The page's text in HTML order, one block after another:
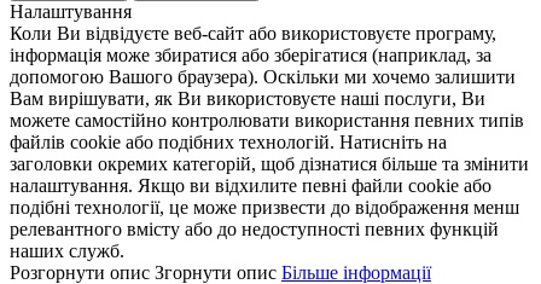
Налаштування
Коли Ви відвідуєте веб-сайт або використовуєте програму,
інформація може збиратися або зберігатися (наприклад, за
допомогою Вашого браузера). Оскільки ми хочемо залишити
Вам вирішувати, як Ви використовуєте наші послуги, Ви
можете самостійно контролювати використання певних типів
файлів cookie або подібних технологій. Натисніть на
заголовки окремих категорій, щоб дізнатися більше та змінити
налаштування. Якщо ви відхилите певні файли cookie або
подібні технології, це може призвести до відображення менш
релевантного вмісту або до недоступності певних функцій
наших служб.
Розгорнути опис Згорнути опис Більше інформації